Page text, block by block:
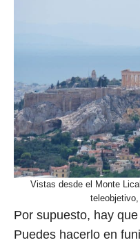
Vistas desde el Monte
Por supuesto, hay
Puedes hacerlo en